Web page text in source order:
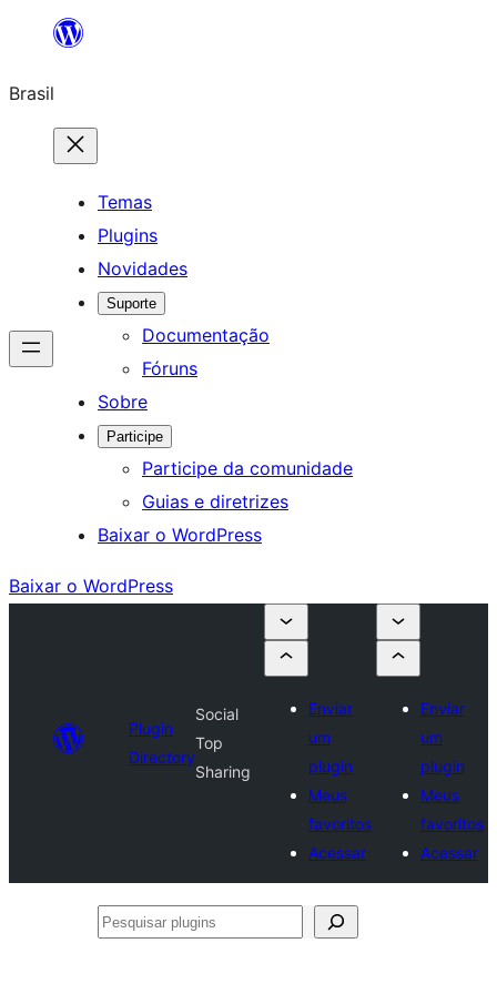
o
conteúdo
Brasil
Temas
Plugins
Novidades
Suporte
Documentação
Fóruns
Sobre
Participe
Participe da comunidade
Guias e diretrizes
Baixar o WordPress
Baixar o WordPress
Plugin
Directory
Social
Top
Sharing
Enviar
um
plugin
Meus
favoritos
Acessar
Enviar
um
plugin
Meus
favoritos
Acessar
Pesquisar